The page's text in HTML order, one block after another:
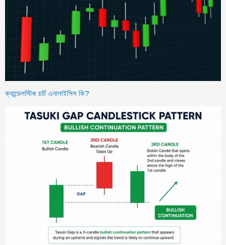
ক্যান্ডেলস্টিক চার্ট এনালাইসিস কি?